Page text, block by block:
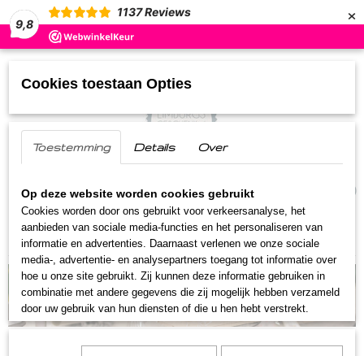
9,8
1137 Reviews ×
(0)
Home >Limburgse Geschenken
Limburgse Geschenken
Cookies toestaan Opties
Toestemming Details Over
Op deze website worden cookies gebruikt
Cookies worden door ons gebruikt voor verkeersanalyse, het
aanbieden van sociale media-functies en het personaliseren van
informatie en advertenties. Daarnaast verlenen we onze sociale
media-, advertentie- en analysepartners toegang tot informatie over
hoe u onze site gebruikt. Zij kunnen deze informatie gebruiken in
combinatie met andere gegevens die zij mogelijk hebben verzameld
door uw gebruik van hun diensten of die u hen hebt verstrekt.